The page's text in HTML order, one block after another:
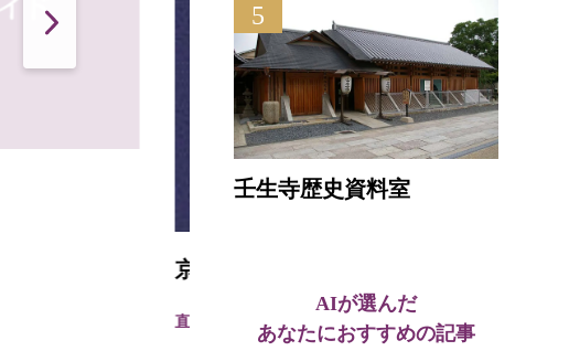
京都祇園らんぷ美術館
直線距離 : 0.1km
5
壬生寺歴史資料室
AIが選んだ
あなたにおすすめの記事